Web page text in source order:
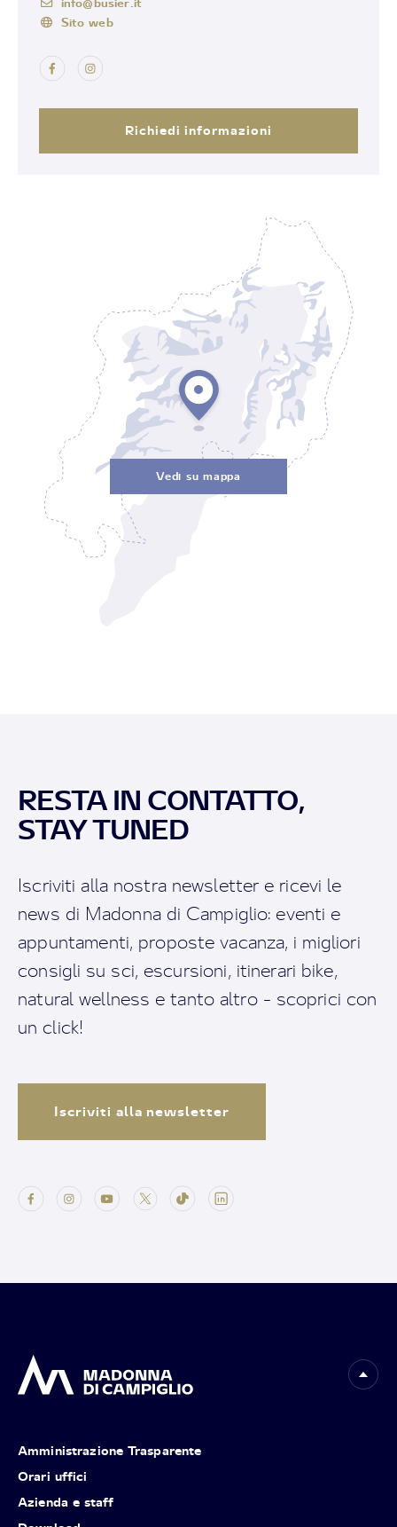
Sito web
Richiedi informazioni
Vedi su mappa
RESTA IN CONTATTO,
STAY TUNED
Iscriviti alla nostra newsletter e ricevi le
news di Madonna di Campiglio: eventi e
appuntamenti, proposte vacanza, i migliori
consigli su sci, escursioni, itinerari bike,
natural wellness e tanto altro - scoprici con
un click!
Iscriviti alla newsletter
Amministrazione Trasparente
Orari uffici
Azienda e staff